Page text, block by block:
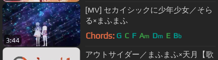
3:44
[MV] セカイシックに少年少女／そら
る×まふまふ
Chords: G C F Am Dm E Bb
アウトサイダー／まふまふ×天月【歌